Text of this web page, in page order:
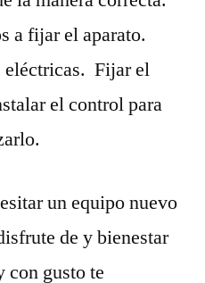
a fijar el aparato.
eléctricas. Fijar el
el control para
un equipo nuevo
de y bienestar
con gusto te